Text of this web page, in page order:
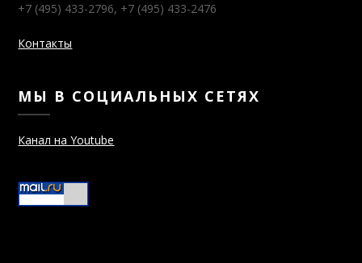
+7 (495) 433-2796, +7 (495) 433-2476
Контакты
МЫ В СОЦИАЛЬНЫХ СЕТЯХ
Канал на Youtube